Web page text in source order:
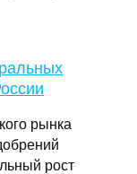
рынка
рост